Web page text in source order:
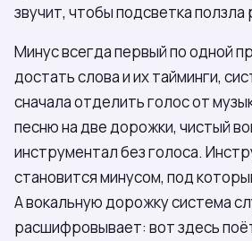
звучит, чтобы подсветка ползла
Минус всегда первый по одной
достать слова и их тайминги,
сначала отделить голос от
песню на две дорожки, чистый
инструментал без голоса.
становится минусом, под
А вокальную дорожку система
расшифровывает: вот здесь